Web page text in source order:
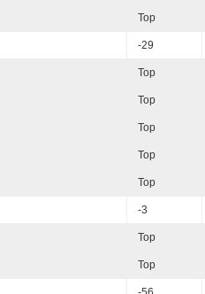
Top
-29
Top
Top
Top
Top
Top
-3
Top
Top